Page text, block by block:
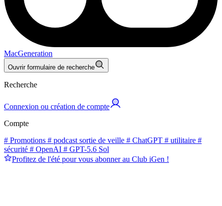
MacGeneration
Ouvrir formulaire de recherche
Recherche
Connexion ou création de compte
Compte
# Promotions # podcast sortie de veille # ChatGPT # utilitaire #
sécurité # OpenAI # GPT-5.6 Sol
Profitez de l'été pour vous abonner au Club iGen !